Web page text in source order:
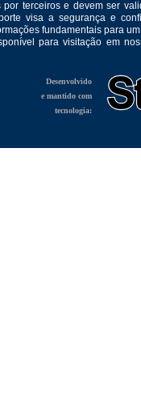
terceiros e devem ser
visa a segurança e
fundamentais para
para visitação em
Desenvolvido
e mantido com
tecnologia: